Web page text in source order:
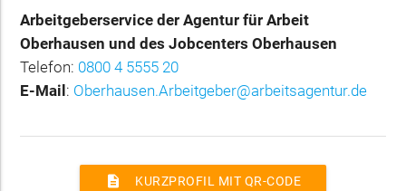
Arbeitgeberservice der Agentur für Arbeit
Oberhausen und des Jobcenters Oberhausen
Telefon: 0800 4 5555 20
E-Mail: Oberhausen.Arbeitgeber@arbeitsagentur.de
description KURZPROFIL MIT QR-CODE